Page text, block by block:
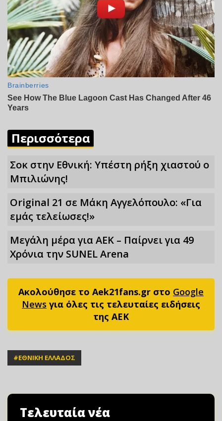
Περισσότερα
Σoκ στην Εθνική: Υπέστη ρήξη χιαστού ο
Μπιλιώνης!
Original 21 σε Μάκη Αγγελόπουλο: «Για
εμάς τελείωσες!»
Μεγάλη μέρα για ΑΕΚ – Παίρνει για 49
Xρόνια την SUNEL Arena
Ακολούθησε το Aek21fans.gr στο Google
News για όλες τις τελευταίες ειδήσεις
της ΑΕΚ
#ΕΘΝΙΚΗ ΕΛΛΑΔΟΣ
Τελευταία νέα